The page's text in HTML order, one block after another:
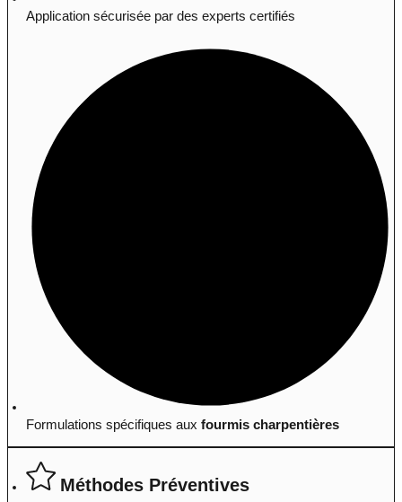
Application sécurisée par des experts certifiés
Formulations spécifiques aux fourmis charpentières
Méthodes Préventives